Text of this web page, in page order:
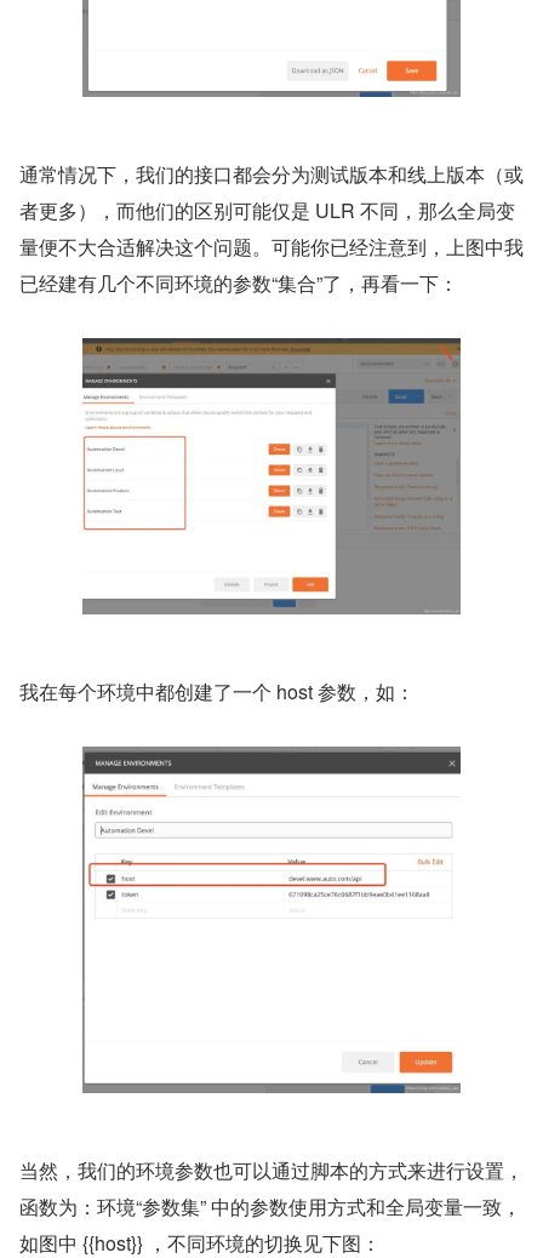
通常情况下，我们的接口都会分为测试版本和线上版本（或
者更多），而他们的区别可能仅是 ULR 不同，那么全局变
量便不大合适解决这个问题。可能你已经注意到，上图中我
已经建有几个不同环境的参数“集合”了，再看一下：
我在每个环境中都创建了一个 host 参数，如：
当然，我们的环境参数也可以通过脚本的方式来进行设置，
函数为：环境“参数集” 中的参数使用方式和全局变量一致，
如图中 {{host}} ，不同环境的切换见下图：